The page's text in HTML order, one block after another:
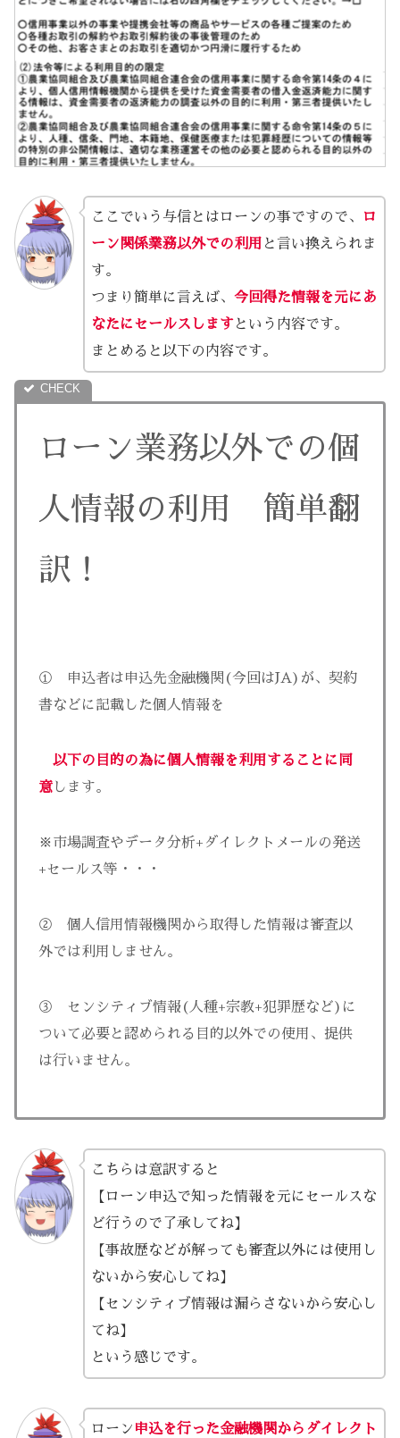
ここでいう与信とはローンの事ですので、
ロ
ーン関係業務以外での利用 と言い換えられま
す。
つまり簡単に言えば、 今回得た情報を元にあ
なたにセールスしますという内容です。
まとめると以下の内容です。
ローン業務以外での個
人情報の利用 簡単翻
訳！
① 申込者は申込先金融機関(今回はJA)が、契約
書などに記載した個人情報を
以下の目的の為に個人情報を利用することに同
意 します。
※市場調査やデータ分析+ダイレクトメールの発送
+セールス等・・・
② 個人信用情報機関から取得した情報は審査以
外では利用しません。
③ センシティブ情報(人種+宗教+犯罪歴など)に
ついて必要と認められる目的以外での使用、提供
は行いません。
こちらは意訳すると
【ローン申込で知った情報を元にセールスな
ど行うので了承してね】
【事故歴などが解っても審査以外には使用し
ないから安心してね】
【センシティブ情報は漏らさないから安心し
てね】
という感じです。
ローン 申込を行った金融機関からダイレクト